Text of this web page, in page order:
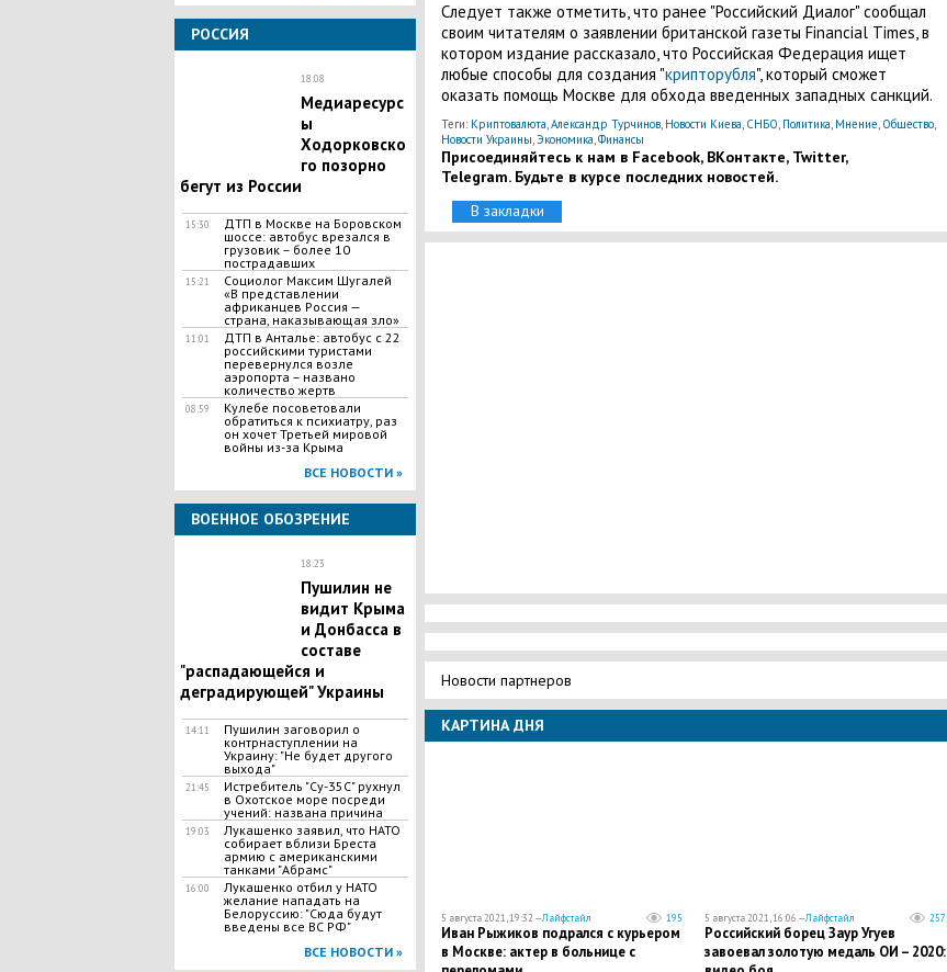
РОССИЯ
18:08
Медиаресурс
ы
Ходорковско
го позорно
бегут из России
15:30
ДТП в Москве на Боровском
шоссе: автобус врезался в
грузовик – более 10
пострадавших
15:21
Социолог Максим Шугалей
«В представлении
африканцев Россия —
страна, наказывающая зло»
11:01
ДТП в Анталье: автобус с 22
российскими туристами
перевернулся возле
аэропорта – названо
количество жертв
08:59
Кулебе посоветовали
обратиться к психиатру, раз
он хочет Третьей мировой
войны из-за Крыма
ВСЕ НОВОСТИ »
ВОЕННОЕ ОБОЗРЕНИЕ
18:23
Пушилин не
видит Крыма
и Донбасса в
составе
"распадающейся и
деградирующей" Украины
14:11
Пушилин заговорил о
контрнаступлении на
Украину: "Не будет другого
выхода"
21:45
Истребитель "Су-35С" рухнул
в Охотское море посреди
учений: названа причина
19:03
Лукашенко заявил, что НАТО
собирает вблизи Бреста
армию с американскими
танками "Абрамс"
16:00
Лукашенко отбил у НАТО
желание нападать на
Белоруссию: "Сюда будут
введены все ВС РФ"
ВСЕ НОВОСТИ »
Следует также отметить, что ранее "Российский Диалог" сообщал
своим читателям о заявлении британской газеты Financial Times, в
котором издание рассказало, что Российская Федерация ищет
любые способы для создания "крипторубля", который сможет
оказать помощь Москве для обхода введенных западных санкций.
Теги: Криптовалюта,Александр Турчинов, Новости Киева, СНБО, Политика, Мнение, Общество,
Новости Украины,Экономика,Финансы
Присоединяйтесь к нам в Facebook, ВКонтакте, Twitter,
Telegram. Будьте в курсе последних новостей.
В закладки
Новости партнеров
КАРТИНА ДНЯ
5 августа 2021, 19:32 —Лайфстайл 195
Иван Рыжиков подрался с курьером
в Москве: актер в больнице с
5 августа 2021, 16:06 —Лайфстайл 257
Российский борец Заур Угуев
завоевал золотую медаль ОИ – 2020: